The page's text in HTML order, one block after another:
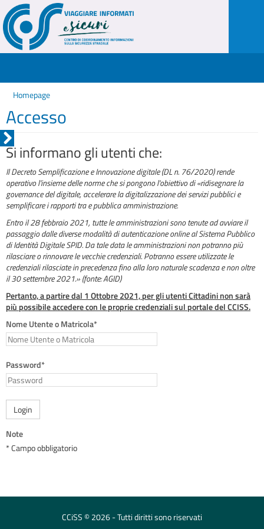
Homepage
Accesso
Si informano gli utenti che:
Il Decreto Semplificazione e Innovazione digitale (DL n. 76/2020) rende
operativo l'insieme delle norme che si pongono l'obiettivo di «ridisegnare la
governance del digitale, accelerare la digitalizzazione dei servizi pubblici e
semplificare i rapporti tra e pubblica amministrazione.
Entro il 28 febbraio 2021, tutte le amministrazioni sono tenute ad avviare il
passaggio dalle diverse modalità di autenticazione online al Sistema Pubblico
di Identità Digitale SPID. Da tale data le amministrazioni non potranno più
rilasciare o rinnovare le vecchie credenziali. Potranno essere utilizzate le
credenziali rilasciate in precedenza fino alla loro naturale scadenza e non oltre
il 30 settembre 2021.» (fonte: AGID)
Pertanto, a partire dal 1 Ottobre 2021, per gli utenti Cittadini non sarà
più possibile accedere con le proprie credenziali sul portale del CCISS.
Nome Utente o Matricola*
Password*
Login
Note
* Campo obbligatorio
CCiSS © 2026 - Tutti diritti sono riservati